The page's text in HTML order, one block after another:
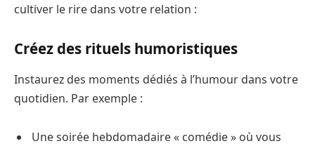
cultiver le rire dans votre relation :
Créez des rituels humoristiques
Instaurez des moments dédiés à l’humour dans votre
quotidien. Par exemple :
Une soirée hebdomadaire « comédie » où vous